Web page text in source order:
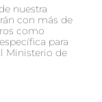
nuestra
con más de
como
para
Ministerio de